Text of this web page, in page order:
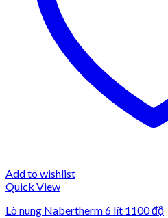
Add to wishlist
Quick View
Lò nung Nabertherm 6 lít 1100 độ